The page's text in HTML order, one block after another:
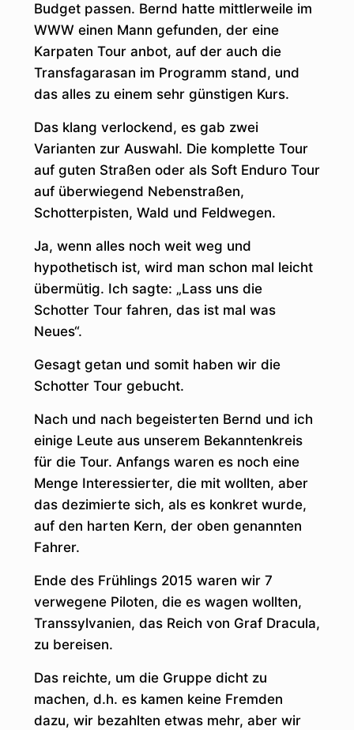
Budget passen. Bernd hatte mittlerweile im
WWW einen Mann gefunden, der eine
Karpaten Tour anbot, auf der auch die
Transfagarasan im Programm stand, und
das alles zu einem sehr günstigen Kurs.
Das klang verlockend, es gab zwei
Varianten zur Auswahl. Die komplette Tour
auf guten Straßen oder als Soft Enduro Tour
auf überwiegend Nebenstraßen,
Schotterpisten, Wald und Feldwegen.
Ja, wenn alles noch weit weg und
hypothetisch ist, wird man schon mal leicht
übermütig. Ich sagte: „Lass uns die
Schotter Tour fahren, das ist mal was
Neues“.
Gesagt getan und somit haben wir die
Schotter Tour gebucht.
Nach und nach begeisterten Bernd und ich
einige Leute aus unserem Bekanntenkreis
für die Tour. Anfangs waren es noch eine
Menge Interessierter, die mit wollten, aber
das dezimierte sich, als es konkret wurde,
auf den harten Kern, der oben genannten
Fahrer.
Ende des Frühlings 2015 waren wir 7
verwegene Piloten, die es wagen wollten,
Transsylvanien, das Reich von Graf Dracula,
zu bereisen.
Das reichte, um die Gruppe dicht zu
machen, d.h. es kamen keine Fremden
dazu, wir bezahlten etwas mehr, aber wir